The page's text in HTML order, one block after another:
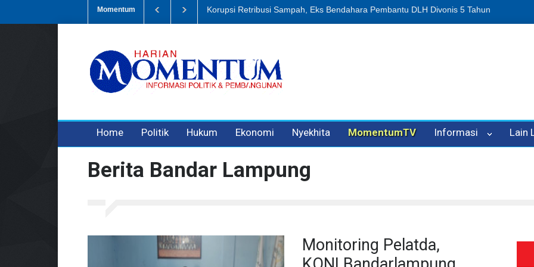
Momentum Dugaan Penipuan Oleh Oknum Kadis, Kuasa Hukum Pelapor Desak Polisi Tetapkan P-
Home Politik Hukum Ekonomi Nyekhita MomentumTV Informasi Lain
Berita Bandar Lampung
Monitoring Pelatda,